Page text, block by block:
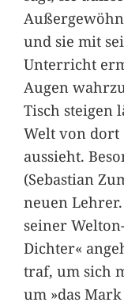
und sie mit
Unterricht
Augen
Tisch steigen
Welt von dort
aussieht.
(Sebastian
neuen
seiner
Dichter«
traf, um sich
um »das